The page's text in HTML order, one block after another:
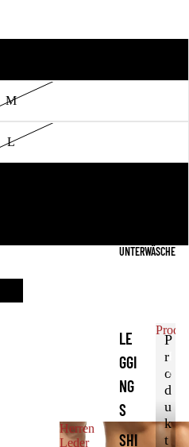
UNTERWÄSCHE
LE
GGI
NG
S
SHI
P
r
o
d
u
k
t
P
r
o
d
u
k
M
L
Herren
Leder